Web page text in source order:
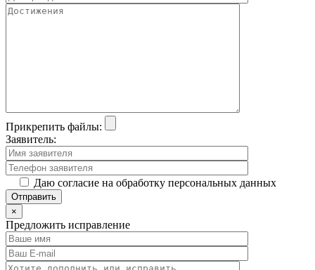
Прикрепить файлы:
Заявитель:
Даю согласие на обработку персональных данных
×
Предложить исправление